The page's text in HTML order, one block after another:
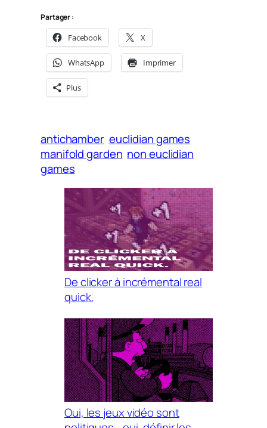
Partager :
Facebook X
WhatsApp Imprimer
Plus
antichamber euclidian games
manifold garden non euclidian
games
De clicker à incrémental real
quick.
Oui, les jeux vidéo sont